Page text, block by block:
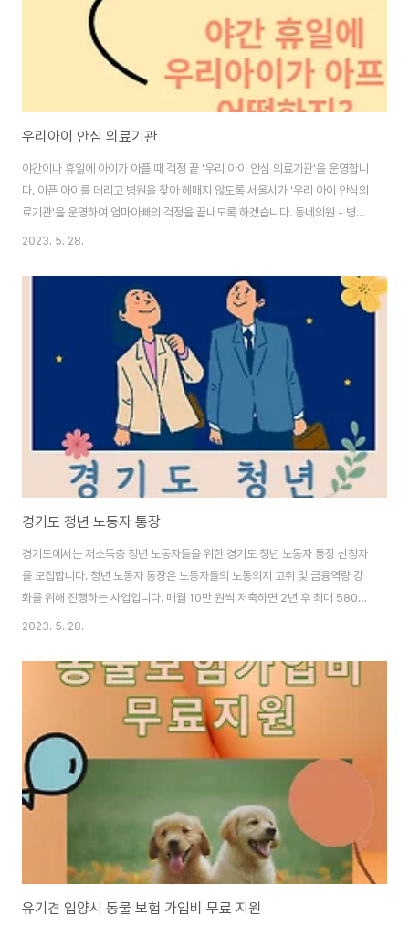
우리아이 안심 의료기관
야간이나 휴일에 아이가 아플 때 걱정 끝 '우리 아이 안심 의료기관'을 운영합니
다. 아픈 아이를 데리고 병원을 찾아 헤매지 않도록 서울시가 '우리 아이 안심의
료기관'을 운영하여 엄마아빠의 걱정을 끝내도록 하겠습니다. 동네의원 - 병원
- 전문응급센터의 연계를 강화하고 우리 아이 야간상담센터를 통해 신속한 조
심의원(1차) ◎우리 아이 안심병원(2차) 7월 운영예정 ◎우리 아이 전문응급
센터(3차) ◎우리 아이 야간상담센터(4차) 7월 운영예정 단계별로 빈틈없는
소아진료를 위해 '우리 아이 안심의료기관' 이렇게 운영합니다. ◎우리 아이 야
간 상담센터(운영예정) - 매일 21~24시 상담운영 - 중증도를 분류해 적절한
신속조치가 가능하도..
2023. 5. 28.
경기도 청년 노동자 통장
경기도에서는 저소득층 청년 노동자들을 위한 경기도 청년 노동자 통장 신청자
를 모집합니다. 청년 노동자 통장은 노동자들의 노동의지 고취 및 금융역량 강
화를 위해 진행하는 사업입니다. 매월 10만 원씩 저축하면 2년 후 최대 580만
원 지급하여 주거비 창업 운영자금 결혼자금 교육비 대출상환에 도움을 주려
통장 ◎ 지원자격 - 경기도에 거주하는 만 18세 이상 만 34세 이하 * 1988년
5월 13일 ~ 2005년 5월 12일 출생 ※ 예외) 병역의무이행자는 병역의무이행
기간만큼 신청연령 연장(최고 만 39세) 근로유형에 관계없이 공고일
(2023.5.12) 기준 근로하는 청년(소상공인, 아르바이트 등 근로자포함) 기준
중위소득..
2023. 5. 28.
유기견 입양시 동물 보험 가입비 무료 지원